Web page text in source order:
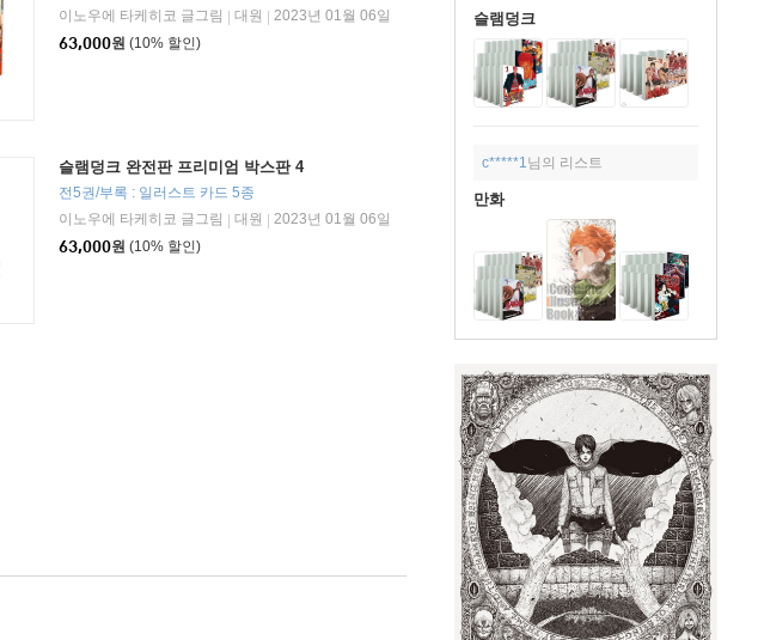
슬램덩크
c*****1님의 리스트
만화
이노우에 타케히코 글그림
대원
2023년 01월 06일
63,000원 (10% 할인)
슬램덩크 완전판 프리미엄 박스판 4
전5권/부록 : 일러스트 카드 5종
이노우에 타케히코 글그림
대원
2023년 01월 06일
63,000원 (10% 할인)